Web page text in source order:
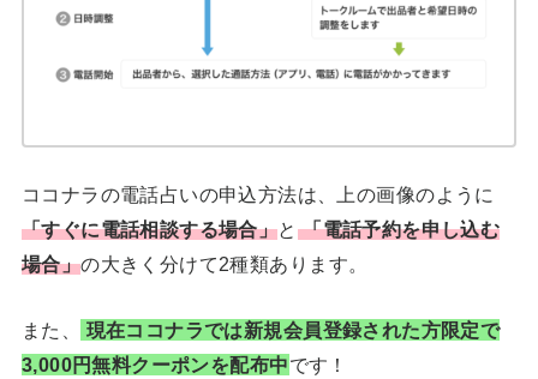
ココナラの電話占いの申込方法は、上の画像のように
「すぐに電話相談する場合」と 「電話予約を申し込む
場合」の大きく分けて2種類あります。
また、
現在ココナラでは新規会員登録された方限定で
3,000円無料クーポンを配布中です！